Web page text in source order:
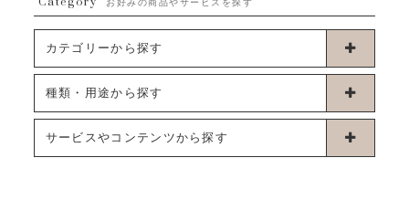
お好みの商品やサービスを探す
カテゴリーから探す
卓上タイプバルーン
ブーケタイプバルーン
種類・用途から探す
お誕生日
サービスやコンテンツから探す